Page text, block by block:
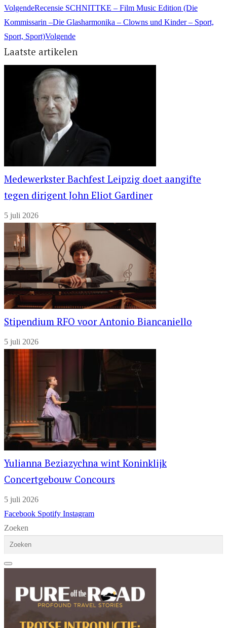
VolgendeRecensie SCHNITTKE – Film Music Edition (Die
Kommissarin –Die Glasharmonika – Clowns und Kinder – Sport,
Sport, Sport)Volgende
Laatste artikelen
Medewerkster Bachfest Leipzig doet aangifte
tegen dirigent John Eliot Gardiner
5 juli 2026
Stipendium RFO voor Antonio Biancaniello
5 juli 2026
Yulianna Beziazychna wint Koninklijk
Concertgebouw Concours
5 juli 2026
Facebook Spotify Instagram
Zoeken